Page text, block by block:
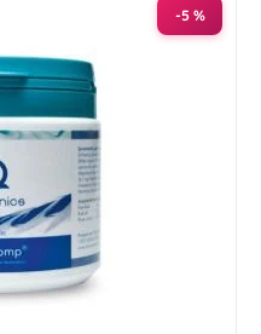
-5 %